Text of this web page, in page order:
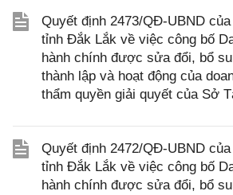
Quyết định 2473/QĐ-UBND
tỉnh Đắk Lắk về việc công bố
hành chính được sửa đổi, bổ
thành lập và hoạt động của
thẩm quyền giải quyết của Sở
Quyết định 2472/QĐ-UBND
tỉnh Đắk Lắk về việc công bố
hành chính được sửa đổi, bổ